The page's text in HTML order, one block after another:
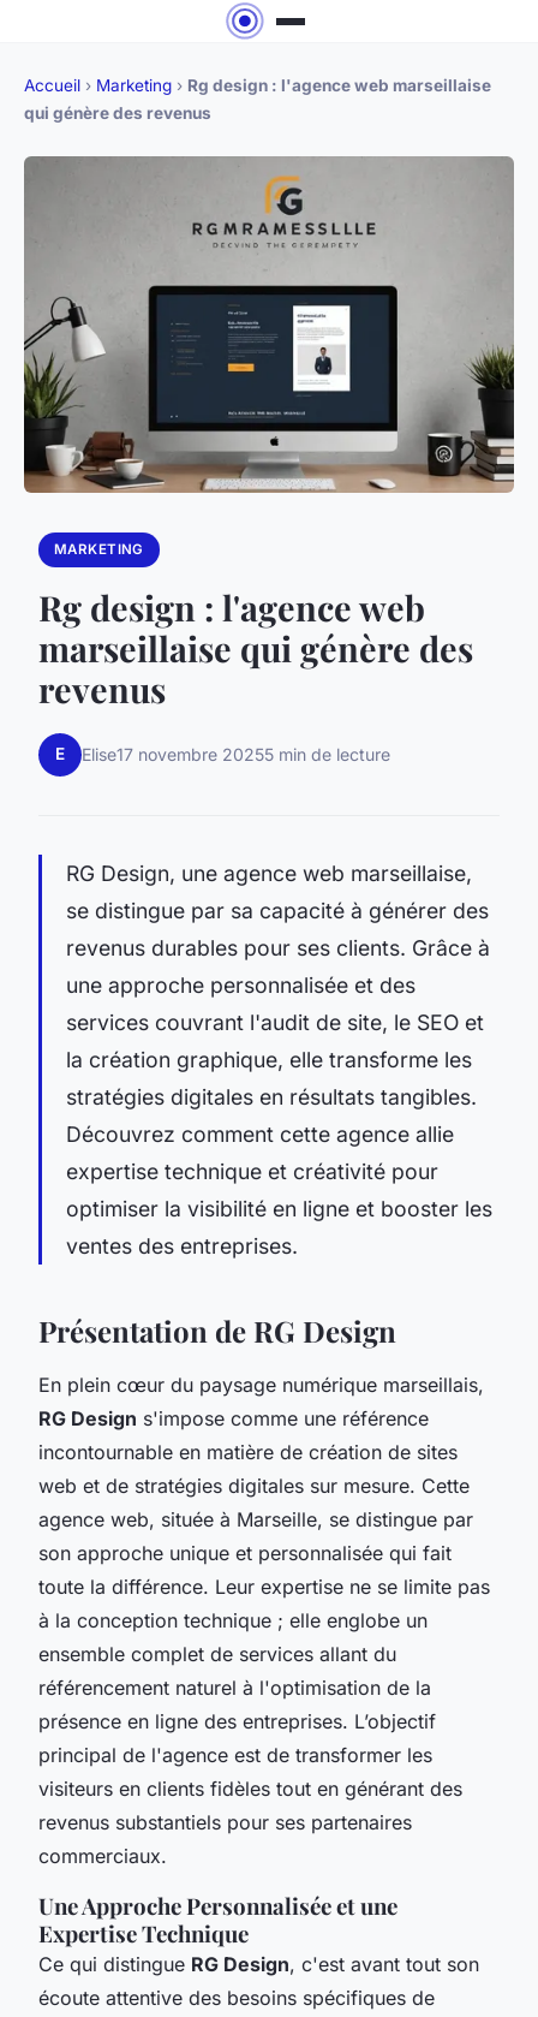
Accueil › Marketing › Rg design : l'agence web marseillaise
qui génère des revenus
MARKETING
Rg design : l'agence web
marseillaise qui génère des
revenus
E Elise17 novembre 20255 min de lecture
RG Design, une agence web marseillaise,
se distingue par sa capacité à générer des
revenus durables pour ses clients. Grâce à
une approche personnalisée et des
services couvrant l'audit de site, le SEO et
la création graphique, elle transforme les
stratégies digitales en résultats tangibles.
Découvrez comment cette agence allie
expertise technique et créativité pour
optimiser la visibilité en ligne et booster les
ventes des entreprises.
Présentation de RG Design
En plein cœur du paysage numérique marseillais,
RG Design s'impose comme une référence
incontournable en matière de création de sites
web et de stratégies digitales sur mesure. Cette
agence web, située à Marseille, se distingue par
son approche unique et personnalisée qui fait
toute la différence. Leur expertise ne se limite pas
à la conception technique ; elle englobe un
ensemble complet de services allant du
référencement naturel à l'optimisation de la
présence en ligne des entreprises. L’objectif
principal de l'agence est de transformer les
visiteurs en clients fidèles tout en générant des
revenus substantiels pour ses partenaires
commerciaux.
Une Approche Personnalisée et une
Expertise Technique
Ce qui distingue RG Design, c'est avant tout son
écoute attentive des besoins spécifiques de